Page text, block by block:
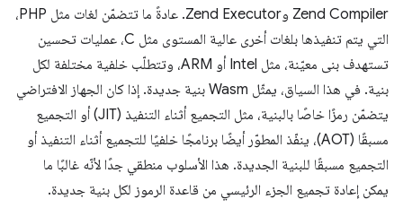
Zend Compiler وZend Executor. عادةً ما تتضمّن لغات مثل PHP،
التي يتم تنفيذها بلغات أخرى عالية المستوى مثل C، عمليات تحسين
تستهدف بنى معيّنة، مثل Intel أو ARM، وتتطلّب خلفية مختلفة لكل
بنية. في هذا السياق، يمثّل Wasm بنية جديدة. إذا كان الجهاز الافتراضي
يتضمّن رمزًا خاصًا بالبنية، مثل التجميع أثناء التنفيذ (JIT) أو التجميع
مسبقًا (AOT)، ينفّذ المطوّر أيضًا برنامجًا خلفيًا للتجميع أثناء التنفيذ أو
التجميع مسبقًا للبنية الجديدة. هذا الأسلوب منطقي جدًا لأنّه غالبًا ما
يمكن إعادة تجميع الجزء الرئيسي من قاعدة الرموز لكل بنية جديدة.